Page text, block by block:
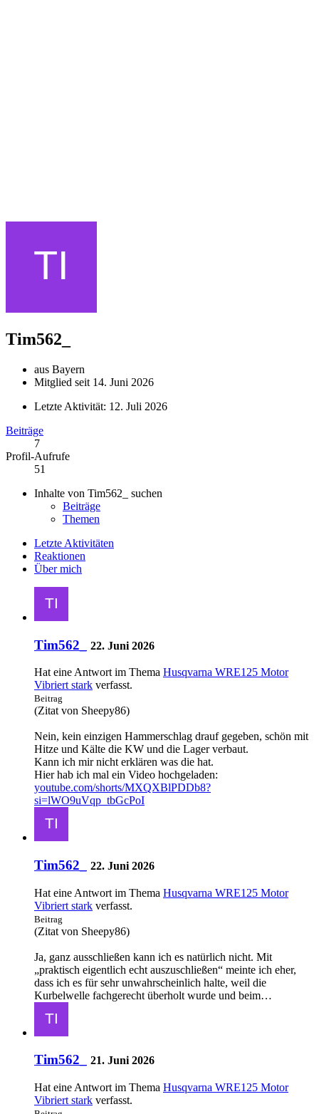
Tim562_
aus Bayern
Mitglied seit 14. Juni 2026
Letzte Aktivität: 12. Juli 2026
Beiträge
7
Profil-Aufrufe
51
Inhalte von Tim562_ suchen
Beiträge
Themen
Letzte Aktivitäten
Reaktionen
Über mich
Tim562_ 22. Juni 2026
Hat eine Antwort im Thema Husqvarna WRE125 Motor
Vibriert stark verfasst.
Beitrag
(Zitat von Sheepy86)
Nein, kein einzigen Hammerschlag drauf gegeben, schön mit
Hitze und Kälte die KW und die Lager verbaut.
Kann ich mir nicht erklären was die hat.
Hier hab ich mal ein Video hochgeladen:
youtube.com/shorts/MXQXBlPDDb8?
si=lWO9uVqp_tbGcPoI
Tim562_ 22. Juni 2026
Hat eine Antwort im Thema Husqvarna WRE125 Motor
Vibriert stark verfasst.
Beitrag
(Zitat von Sheepy86)
Ja, ganz ausschließen kann ich es natürlich nicht. Mit
„praktisch eigentlich echt auszuschließen“ meinte ich eher,
dass ich es für sehr unwahrscheinlich halte, weil die
Kurbelwelle fachgerecht überholt wurde und beim…
Tim562_ 21. Juni 2026
Hat eine Antwort im Thema Husqvarna WRE125 Motor
Vibriert stark verfasst.